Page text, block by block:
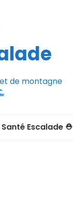
de montagne
Escalade ⛑